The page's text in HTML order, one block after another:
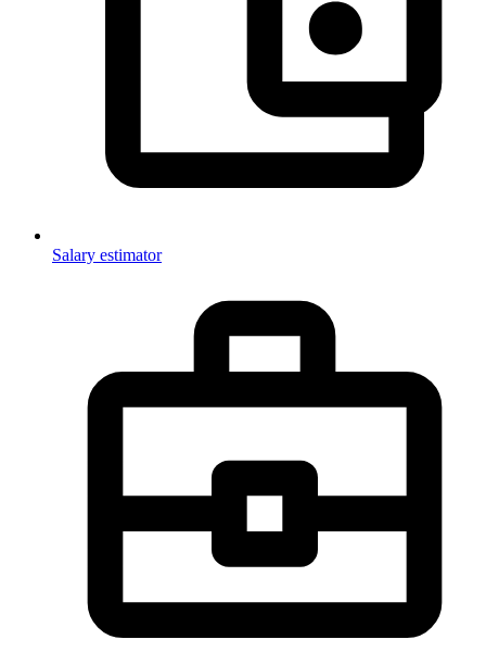
Salary estimator